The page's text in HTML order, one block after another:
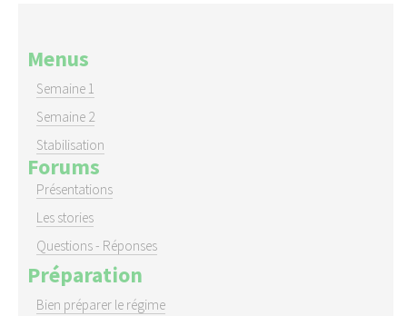
Menus
Semaine 1
Semaine 2
Stabilisation
Forums
Présentations
Les stories
Questions - Réponses
Préparation
Bien préparer le régime